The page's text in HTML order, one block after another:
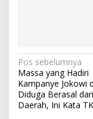
N
a
v
Pos sebelumnya
Massa yang Hadiri
Kampanye Jokowi
Diduga Berasal
Daerah, Ini Kata